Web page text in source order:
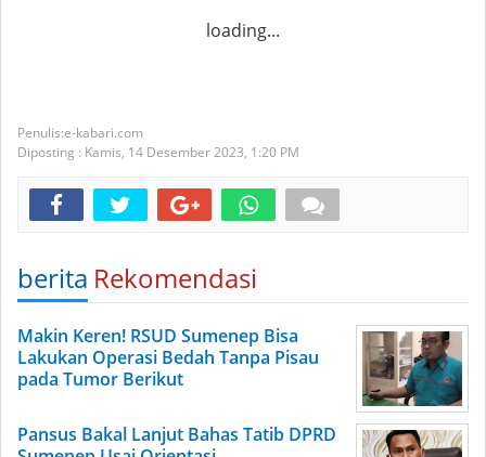
loading...
e-kabari.com
Diposting : Kamis, 14 Desember 2023, 1:20 PM
berita Rekomendasi
Makin Keren! RSUD Sumenep Bisa
Lakukan Operasi Bedah Tanpa Pisau
pada Tumor Berikut
Pansus Bakal Lanjut Bahas Tatib DPRD